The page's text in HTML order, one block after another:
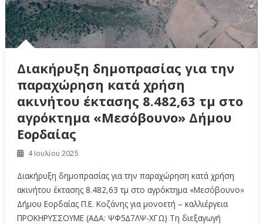
Διακήρυξη δημοπρασίας για την
παραχώρηση κατά χρήση
ακινήτου έκτασης 8.482,63 τμ στο
αγρόκτημα «Μεσόβουνο» Δήμου
Εορδαίας
4 Ιουλίου 2025
Διακήρυξη δημοπρασίας για την παραχώρηση κατά χρήση
ακινήτου έκτασης 8.482,63 τμ στο αγρόκτημα «Μεσόβουνο»
Δήμου Εορδαίας Π.Ε. Κοζάνης για μονοετή – καλλιέργεια
ΠΡΟΚΗΡΥΣΣΟΥΜΕ (A∆A: ΨΦ5∆7ΛΨ-ΧΓΩ) Τη διεξαγωγή